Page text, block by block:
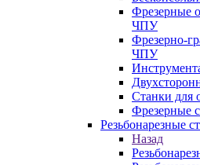
Фрезерные
ЧПУ
Фрезерно-
ЧПУ
Станки для
Фрезерные
Резьбонарезные
Назад